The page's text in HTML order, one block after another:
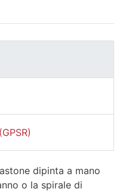
dipinta a mano
o la spirale di